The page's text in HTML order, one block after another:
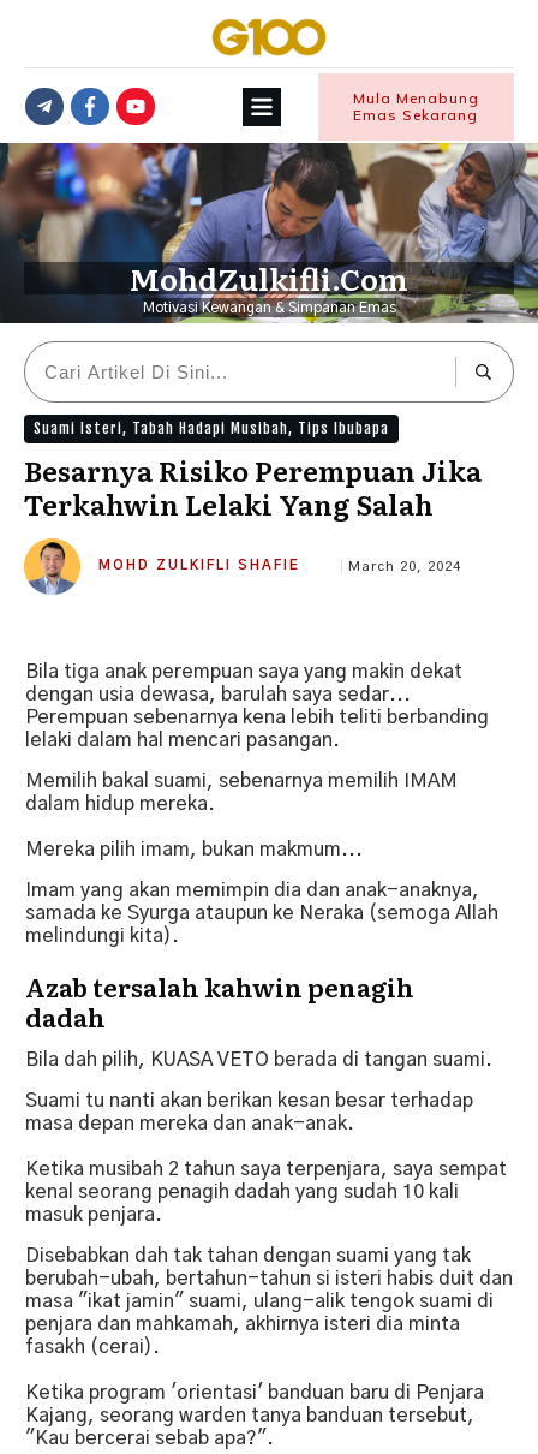
Mula Menabung
Emas Sekarang
MohdZulkifli.Com
Motivasi Kewangan & Simpanan Emas
Suami Isteri, Tabah Hadapi Musibah, Tips Ibubapa
Besarnya Risiko Perempuan Jika
Terkahwin Lelaki Yang Salah
MOHD ZULKIFLI SHAFIE March 20, 2024
Bila tiga anak perempuan saya yang makin dekat
dengan usia dewasa, barulah saya sedar...
Perempuan sebenarnya kena lebih teliti berbanding
lelaki dalam hal mencari pasangan.
Memilih bakal suami, sebenarnya memilih IMAM
dalam hidup mereka.
Mereka pilih imam, bukan makmum...
Imam yang akan memimpin dia dan anak-anaknya,
samada ke Syurga ataupun ke Neraka (semoga Allah
melindungi kita).
Azab tersalah kahwin penagih
dadah
Bila dah pilih, KUASA VETO berada di tangan suami.
Suami tu nanti akan berikan kesan besar terhadap
masa depan mereka dan anak-anak.
Ketika musibah 2 tahun saya terpenjara, saya sempat
kenal seorang penagih dadah yang sudah 10 kali
masuk penjara.
Disebabkan dah tak tahan dengan suami yang tak
berubah-ubah, bertahun-tahun si isteri habis duit dan
masa "ikat jamin" suami, ulang-alik tengok suami di
penjara dan mahkamah, akhirnya isteri dia minta
fasakh (cerai).
Ketika program 'orientasi' banduan baru di Penjara
Kajang, seorang warden tanya banduan tersebut,
"Kau bercerai sebab apa?".